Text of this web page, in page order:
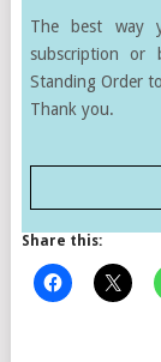
The best way
subscription or
Standing Order
Thank you.
Share this: